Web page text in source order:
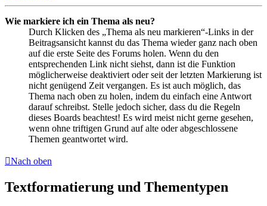
Wie markiere ich ein Thema als neu?
Durch Klicken des „Thema als neu markieren“-Links in der
Beitragsansicht kannst du das Thema wieder ganz nach oben
auf die erste Seite des Forums holen. Wenn du den
entsprechenden Link nicht siehst, dann ist die Funktion
möglicherweise deaktiviert oder seit der letzten Markierung ist
nicht genügend Zeit vergangen. Es ist auch möglich, das
Thema nach oben zu holen, indem du einfach eine Antwort
darauf schreibst. Stelle jedoch sicher, dass du die Regeln
dieses Boards beachtest! Es wird meist nicht gerne gesehen,
wenn ohne triftigen Grund auf alte oder abgeschlossene
Themen geantwortet wird.
Nach oben
Textformatierung und Thementypen